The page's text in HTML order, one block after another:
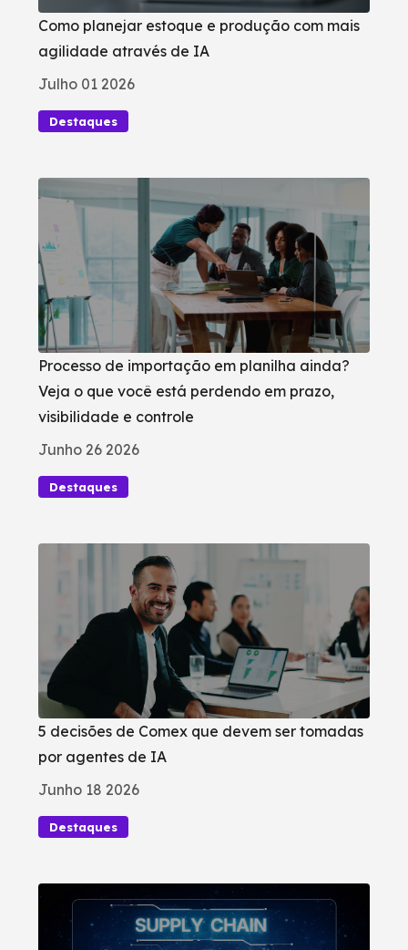
Como planejar estoque e produção com mais
agilidade através de IA
Julho 01 2026
Destaques
Processo de importação em planilha ainda?
Veja o que você está perdendo em prazo,
visibilidade e controle
Junho 26 2026
Destaques
5 decisões de Comex que devem ser tomadas
por agentes de IA
Junho 18 2026
Destaques